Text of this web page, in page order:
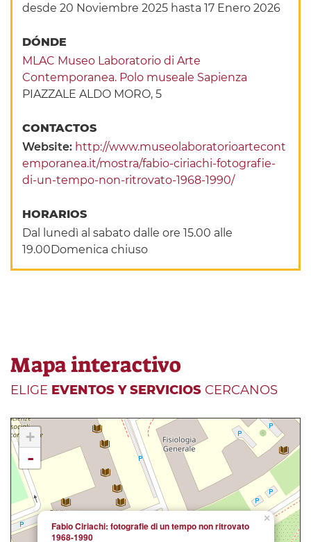
desde 20 Noviembre 2025 hasta 17 Enero 2026
DÓNDE
MLAC Museo Laboratorio di Arte
Contemporanea. Polo museale Sapienza
PIAZZALE ALDO MORO, 5
CONTACTOS
Website: http://www.museolaboratorioartecont
emporanea.it/mostra/fabio-ciriachi-fotografie-
di-un-tempo-non-ritrovato-1968-1990/
HORARIOS
Dal lunedì al sabato dalle ore 15.00 alle
19.00Domenica chiuso
Mapa interactivo
ELIGE EVENTOS Y SERVICIOS CERCANOS
×
Fabio Ciriachi: fotografie di un tempo non ritrovato
1968-1990
+
-